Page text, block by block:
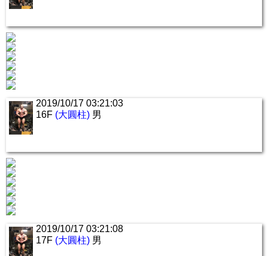
2019/10/17 03:21:03
16F (大圓柱) 男
2019/10/17 03:21:08
17F (大圓柱) 男